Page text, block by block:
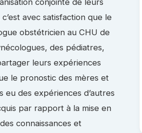
conjointe de leurs
avec satisfaction que le
obstétricien au CHU de
des pédiatres,
leurs expériences
le pronostic des mères et
eu des expériences d’autres
par rapport à la mise en
connaissances et